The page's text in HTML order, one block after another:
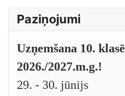
Paziņojumi
Uzņemšana 10. klasē
2026./2027.m.g.!
29. - 30. jūnijs